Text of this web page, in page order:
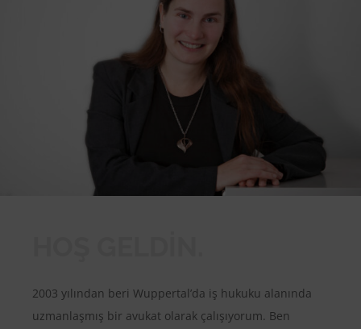
2003 yılından beri Wuppertal’da iş hukuku alanında
uzmanlaşmış bir avukat olarak çalışıyorum. Ben